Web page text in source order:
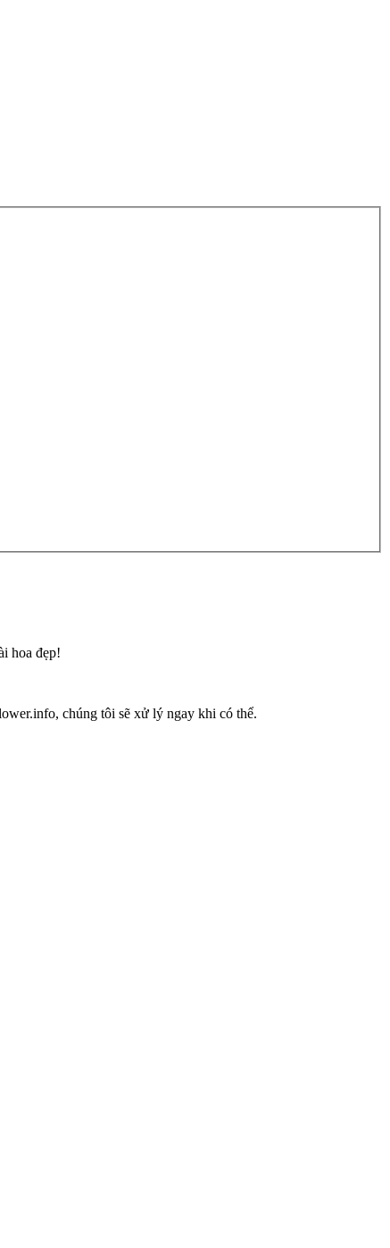
hoa đẹp!
chúng tôi sẽ xử lý ngay khi có thể.